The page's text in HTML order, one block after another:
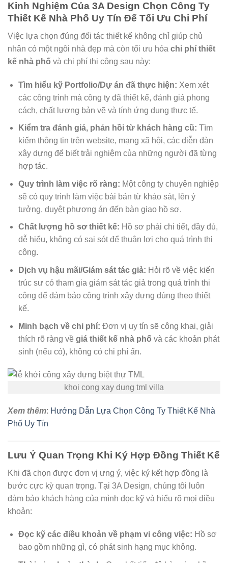
Kinh Nghiệm Của 3A Design Chọn Công Ty
Thiết Kế Nhà Phố Uy Tín Để Tối Ưu Chi Phí
Việc lựa chọn đúng đối tác thiết kế không chỉ giúp chủ
nhân có một ngôi nhà đẹp mà còn tối ưu hóa chi phí thiết
kế nhà phố và chi phí thi công sau này:
Tìm hiểu kỹ Portfolio/Dự án đã thực hiện: Xem xét
các công trình mà công ty đã thiết kế, đánh giá phong
cách, chất lượng bản vẽ và tính ứng dụng thực tế.
Kiểm tra đánh giá, phản hồi từ khách hàng cũ: Tìm
kiếm thông tin trên website, mạng xã hội, các diễn đàn
xây dựng để biết trải nghiệm của những người đã từng
hợp tác.
Quy trình làm việc rõ ràng: Một công ty chuyên nghiệp
sẽ có quy trình làm việc bài bản từ khảo sát, lên ý
tưởng, duyệt phương án đến bàn giao hồ sơ.
Chất lượng hồ sơ thiết kế: Hồ sơ phải chi tiết, đầy đủ,
dễ hiểu, không có sai sót để thuận lợi cho quá trình thi
công.
Dịch vụ hậu mãi/Giám sát tác giả: Hỏi rõ về việc kiến
trúc sư có tham gia giám sát tác giả trong quá trình thi
công để đảm bảo công trình xây dựng đúng theo thiết
kế.
Minh bạch về chi phí: Đơn vị uy tín sẽ công khai, giải
thích rõ ràng về giá thiết kế nhà phố và các khoản phát
sinh (nếu có), không có chi phí ẩn.
khoi cong xay dung tml villa
Xem thêm: Hướng Dẫn Lựa Chọn Công Ty Thiết Kế Nhà
Phố Uy Tín
Lưu Ý Quan Trọng Khi Ký Hợp Đồng Thiết Kế
Khi đã chọn được đơn vị ưng ý, việc ký kết hợp đồng là
bước cực kỳ quan trọng. Tại 3A Design, chúng tôi luôn
đảm bảo khách hàng của mình đọc kỹ và hiểu rõ mọi điều
khoản:
Đọc kỹ các điều khoản về phạm vi công việc: Hồ sơ
bao gồm những gì, có phát sinh hạng mục không.